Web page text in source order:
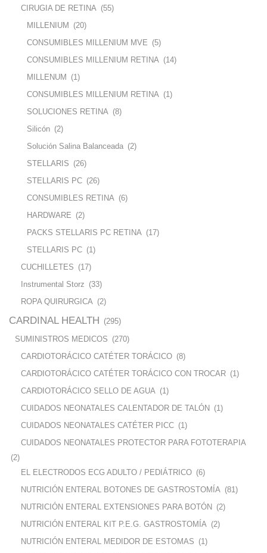
CIRUGIA DE RETINA (55)
MILLENIUM
(20)
CONSUMIBLES MILLENIUM MVE (5)
CONSUMIBLES MILLENIUM RETINA (14)
MILLENUM
(1)
CONSUMIBLES MILLENIUM RETINA (1)
SOLUCIONES RETINA (8)
Silicón (2)
Solución Salina Balanceada (2)
STELLARIS (26)
STELLARIS PC (26)
CONSUMIBLES RETINA (6)
HARDWARE (2)
PACKS STELLARIS PC RETINA (17)
STELLARIS PC (1)
CUCHILLETES (17)
Instrumental Storz (33)
ROPA QUIRURGICA (2)
CARDINAL HEALTH (295)
SUMINISTROS MEDICOS (270)
CARDIOTORÁCICO CATÉTER TORÁCICO (8)
CARDIOTORÁCICO CATÉTER TORÁCICO CON TROCAR (1)
CARDIOTORÁCICO SELLO DE AGUA (1)
CUIDADOS NEONATALES CALENTADOR DE TALÓN
(1)
CUIDADOS NEONATALES CATÉTER PICC (1)
CUIDADOS NEONATALES PROTECTOR PARA FOTOTERAPIA
(2)
EL ELECTRODOS ECG ADULTO / PEDIÁTRICO (6)
NUTRICIÓN ENTERAL BOTONES DE GASTROSTOMÍA (81)
NUTRICIÓN ENTERAL EXTENSIONES PARA BOTÓN
(2)
NUTRICIÓN ENTERAL KIT P.E.G. GASTROSTOMÍA (2)
NUTRICIÓN ENTERAL MEDIDOR DE ESTOMAS (1)